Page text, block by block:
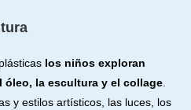
los niños exploran
óleo, la escultura y el collage.
y estilos artísticos, las luces, los